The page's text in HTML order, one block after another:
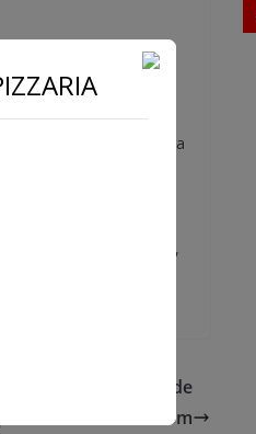
responsável pela
do caso.
de meios digitais para
diante do
#Investigação,
interestadual de
e veículos com